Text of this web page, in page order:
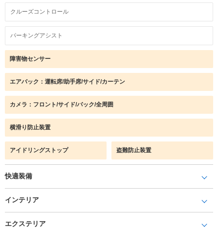
クルーズコントロール
パーキングアシスト
障害物センサー
エアバック：運転席/助手席/サイド/カーテン
カメラ：フロント/サイド/バック/全周囲
横滑り防止装置
アイドリングストップ 盗難防止装置
快適装備
インテリア
エクステリア